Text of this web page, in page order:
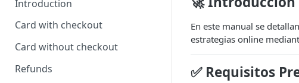
Introduction
Card with checkout
Card without checkout
Refunds
En este manual se
estrategias online
✅ Requisitos